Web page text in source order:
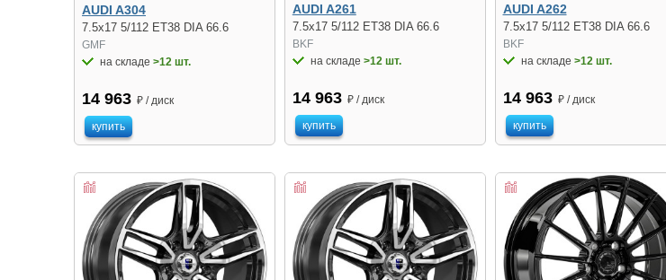
AUDI A304
7.5x17 5/112 ET38 DIA 66.6
GMF
на складе >12 шт.
14 963 ₽ / диск
купить
AUDI A261
7.5x17 5/112 ET38 DIA 66.6
BKF
на складе >12 шт.
14 963 ₽ / диск
купить
AUDI A262
7.5x17 5/112 ET38 DIA 66.6
BKF
на складе >12 шт.
14 963 ₽ / диск
купить